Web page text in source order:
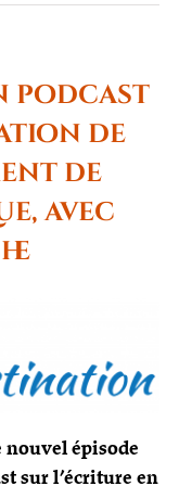
podcast
de
de
avec
nouvel épisode
sur l’écriture en